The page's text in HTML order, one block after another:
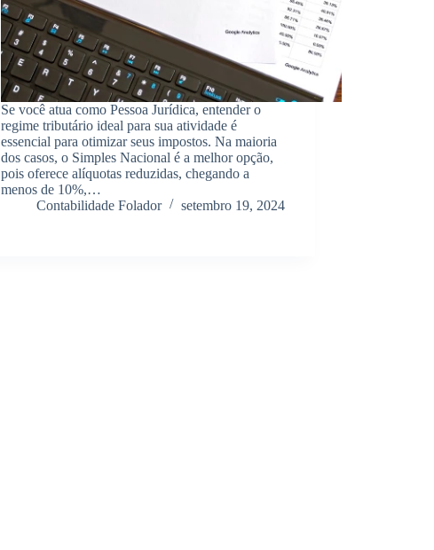
Se você atua como Pessoa Jurídica, entender o
regime tributário ideal para sua atividade é
essencial para otimizar seus impostos. Na maioria
dos casos, o Simples Nacional é a melhor opção,
pois oferece alíquotas reduzidas, chegando a
menos de 10%,…
Contabilidade Folador
setembro 19, 2024